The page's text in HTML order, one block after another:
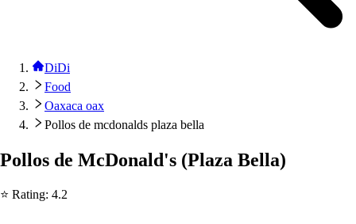
DiDi
Food
Oaxaca oax
Pollos de mcdonalds plaza bella
Pollos de McDonald's (Plaza Bella)
⭐ Rating: 4.2